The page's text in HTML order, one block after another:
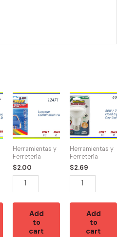
Herramientas y
Ferretería
$2.00
12471
-
CANDADO
DE
COMBINACION
quantity
Add
to
cart
Herramientas y
Ferretería
$2.69
49530
-
BOMBILLA
FLOOD
50W/7
quantity
Add
to
cart